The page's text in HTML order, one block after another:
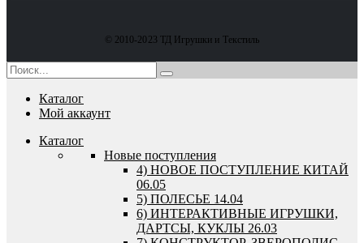
© 2010-2023 ТД Игрушки и Текстиль
Каталог
Мой аккаунт
Каталог
Новые поступления
4) НОВОЕ ПОСТУПЛЕНИЕ КИТАЙ
06.05
5) ПОЛЕСЬЕ 14.04
6) ИНТЕРАКТИВНЫЕ ИГРУШКИ,
ДАРТСЫ, КУКЛЫ 26.03